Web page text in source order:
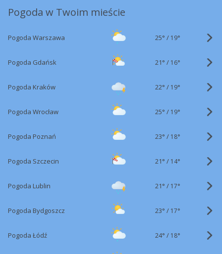
Pogoda w Twoim mieście
Pogoda Warszawa 25° / 19°
Pogoda Gdańsk 21° / 16°
Pogoda Kraków 22° / 19°
Pogoda Wrocław 25° / 19°
Pogoda Poznań 23° / 18°
Pogoda Szczecin 21° / 14°
Pogoda Lublin 21° / 17°
Pogoda Bydgoszcz 23° / 17°
Pogoda Łódź 24° / 18°